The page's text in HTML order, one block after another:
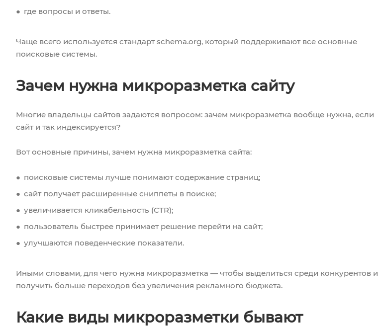
где вопросы и ответы.
Чаще всего используется стандарт schema.org, который поддерживают все основные
поисковые системы.
Зачем нужна микроразметка сайту
Многие владельцы сайтов задаются вопросом: зачем микроразметка вообще нужна, если
сайт и так индексируется?
Вот основные причины, зачем нужна микроразметка сайта:
поисковые системы лучше понимают содержание страниц;
сайт получает расширенные сниппеты в поиске;
увеличивается кликабельность (CTR);
пользователь быстрее принимает решение перейти на сайт;
улучшаются поведенческие показатели.
Иными словами, для чего нужна микроразметка — чтобы выделиться среди конкурентов и
получить больше переходов без увеличения рекламного бюджета.
Какие виды микроразметки бывают